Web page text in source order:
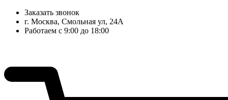
Заказать звонок
г. Москва, Смольная ул, 24А
Работаем с 9:00 до 18:00